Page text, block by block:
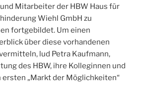
Mitarbeiter der HBW Haus für
Wiehl GmbH zu
fortgebildet. Um einen
über diese vorhandenen
lud Petra Kaufmann,
des HBW, ihre Kolleginnen und
ersten „Markt der Möglichkeiten“